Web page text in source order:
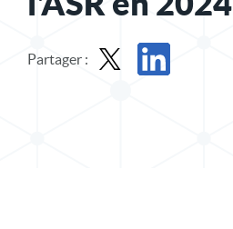
Partager :